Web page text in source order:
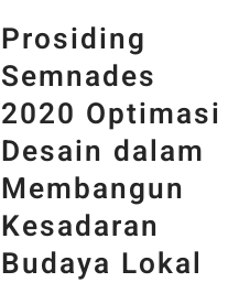
Prosiding
Semnades
2020 Optimasi
Desain dalam
Membangun
Kesadaran
Budaya Lokal